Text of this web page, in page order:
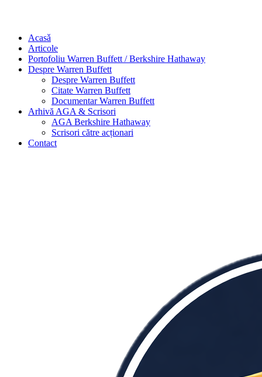
Acasǎ
Articole
Portofoliu Warren Buffett / Berkshire Hathaway
Despre Warren Buffett
Despre Warren Buffett
Citate Warren Buffett
Documentar Warren Buffett
Arhivă AGA & Scrisori
AGA Berkshire Hathaway
Scrisori către acționari
Contact